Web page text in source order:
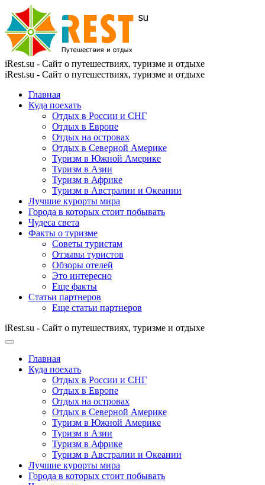
iRest.su - Сайт о путешествиях, туризме и отдыхе
iRest.su - Сайт о путешествиях, туризме и отдыхе
Главная
Куда поехать
Отдых в России и СНГ
Отдых в Европе
Отдых на островах
Отдых в Северной Америке
Туризм в Южной Америке
Туризм в Азии
Туризм в Африке
Туризм в Австралии и Океании
Лучшие курорты мира
Города в которых стоит побывать
Чудеса света
Факты о туризме
Советы туристам
Отзывы туристов
Обзоры отелей
Это интересно
Еще факты
Статьи партнеров
Еще статьи партнеров
iRest.su - Сайт о путешествиях, туризме и отдыхе
Главная
Куда поехать
Отдых в России и СНГ
Отдых в Европе
Отдых на островах
Отдых в Северной Америке
Туризм в Южной Америке
Туризм в Азии
Туризм в Африке
Туризм в Австралии и Океании
Лучшие курорты мира
Города в которых стоит побывать